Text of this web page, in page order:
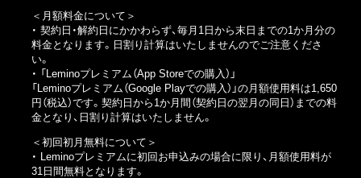
＜月額料金について＞
・ 契約日・解約日にかかわらず、毎月1日から末日までの1か月分の
料金となります。日割り計算はいたしませんのでご注意くださ
い。
・ 「Leminoプレミアム（App Storeでの購入）」
「Leminoプレミアム（Google Playでの購入）」の月額使用料は1,650
円（税込）です。契約日から1か月間（契約日の翌月の同日）までの料
金となり、日割り計算はいたしません。
＜初回初月無料について＞
・ Leminoプレミアムに初回お申込みの場合に限り、月額使用料が
31日間無料となります。